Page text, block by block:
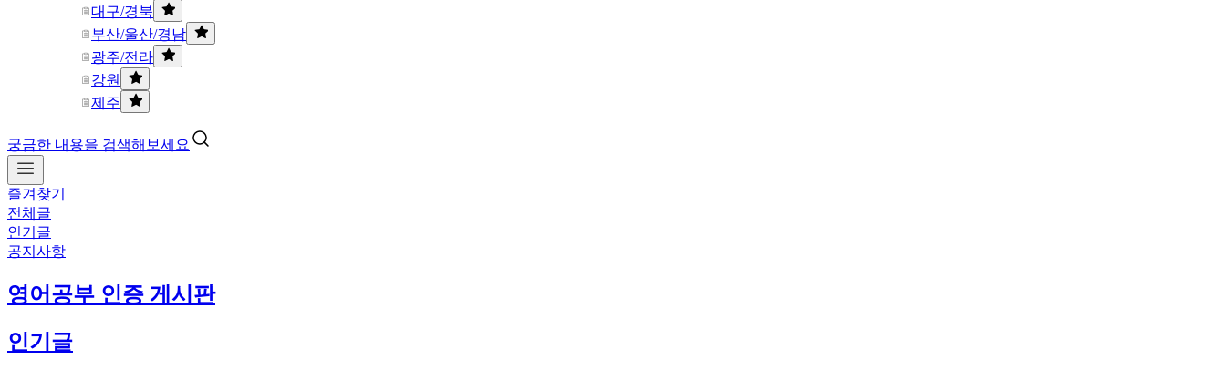
대구/경북
부산/울산/경남
광주/전라
강원
제주
궁금한 내용을 검색해보세요
즐겨찾기
전체글
인기글
공지사항
영어공부 인증 게시판
인기글